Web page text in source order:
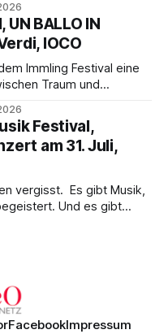
den Wiener
zweite Akt jedoch
BALLO IN
IOCO
Immling Festival eine
Traum und
getragen von
einer musikalisch
Festival,
am 31. Juli,
Es gibt Musik,
Und es gibt
Wiesbaden, an dem
FacebookImpressum